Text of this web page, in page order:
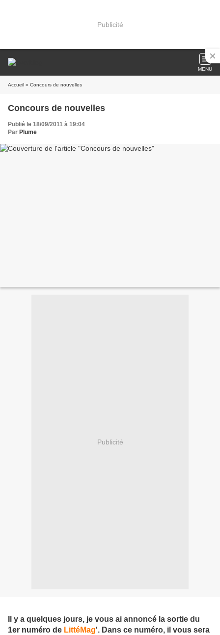
Publicité
MENU
Accueil » Concours de nouvelles
Concours de nouvelles
Publié le 18/09/2011 à 19:04
Par Plume
Publicité
Il y a quelques jours, je vous ai annoncé la sortie du
1er numéro de LittéMag'. Dans ce numéro, il vous sera